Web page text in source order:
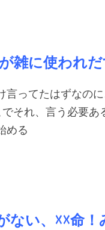
雑に使われ
言ってたはずなの
それ、言う必要あ
める
い、☓☓命！